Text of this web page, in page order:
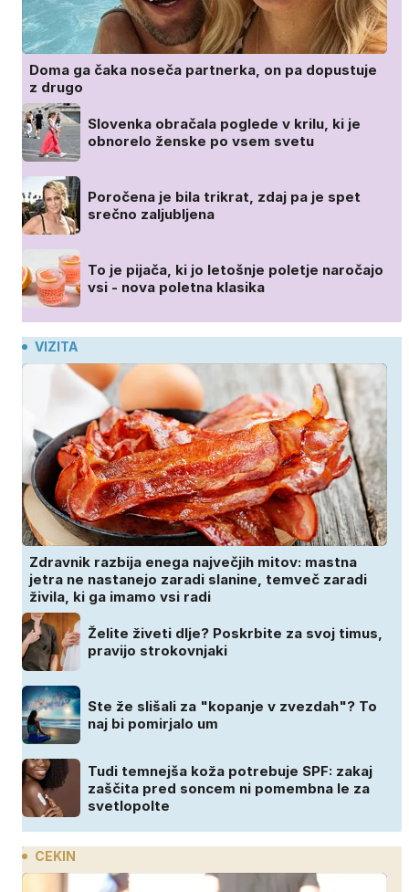
Doma ga čaka noseča partnerka, on pa dopustuje
z drugo
Slovenka obračala poglede v krilu, ki je
obnorelo ženske po vsem svetu
Poročena je bila trikrat, zdaj pa je spet
srečno zaljubljena
To je pijača, ki jo letošnje poletje naročajo
vsi - nova poletna klasika
VIZITA
Zdravnik razbija enega največjih mitov: mastna
jetra ne nastanejo zaradi slanine, temveč zaradi
živila, ki ga imamo vsi radi
Želite živeti dlje? Poskrbite za svoj timus,
pravijo strokovnjaki
Ste že slišali za "kopanje v zvezdah"? To
naj bi pomirjalo um
Tudi temnejša koža potrebuje SPF: zakaj
zaščita pred soncem ni pomembna le za
svetlopolte
CEKIN